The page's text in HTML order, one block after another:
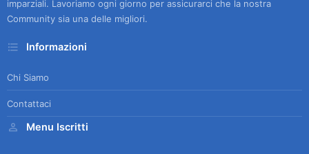
imparziali. Lavoriamo ogni giorno per assicurarci che la nostra
Community sia una delle migliori.
Informazioni
Chi Siamo
Contattaci
Menu Iscritti